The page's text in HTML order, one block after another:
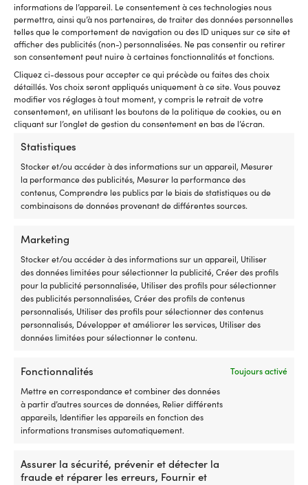
informations de l’appareil. Le consentement à ces technologies nous
permettra, ainsi qu’à nos partenaires, de traiter des données personnelles
telles que le comportement de navigation ou des ID uniques sur ce site et
afficher des publicités (non-) personnalisées. Ne pas consentir ou retirer
son consentement peut nuire à certaines fonctionnalités et fonctions.
Cliquez ci-dessous pour accepter ce qui précède ou faites des choix
détaillés. Vos choix seront appliqués uniquement à ce site. Vous pouvez
modifier vos réglages à tout moment, y compris le retrait de votre
consentement, en utilisant les boutons de la politique de cookies, ou en
cliquant sur l’onglet de gestion du consentement en bas de l’écran.
Statistiques
Stocker et/ou accéder à des informations sur un appareil, Mesurer
la performance des publicités, Mesurer la performance des
contenus, Comprendre les publics par le biais de statistiques ou de
combinaisons de données provenant de différentes sources.
Marketing
Stocker et/ou accéder à des informations sur un appareil, Utiliser
des données limitées pour sélectionner la publicité, Créer des profils
pour la publicité personnalisée, Utiliser des profils pour sélectionner
des publicités personnalisées, Créer des profils de contenus
personnalisés, Utiliser des profils pour sélectionner des contenus
personnalisés, Développer et améliorer les services, Utiliser des
données limitées pour sélectionner le contenu.
Fonctionnalités
Toujours activé
Mettre en correspondance et combiner des données
à partir d’autres sources de données, Relier différents
appareils, Identifier les appareils en fonction des
informations transmises automatiquement.
Assurer la sécurité, prévenir et détecter la
fraude et réparer les erreurs, Fournir et
Bouchon en teck Roca, Ø6 mm,
20-pack
5,42
TVA incl.
5 EN STOCK (PEUT ÊTRE
COMMANDÉ)
Bouchon en teck Roca, Ø15
mm, 20-pack
1 EN STOCK (PEUT ÊTRE
COMMANDÉ)
Bouchon en teck Roca, Ø6 mm,
100-pack
16,46€
TVA incl.
Bouchon en teck Roca, Ø12
mm, 100-pack
Px cons.22,90
TVA incl.